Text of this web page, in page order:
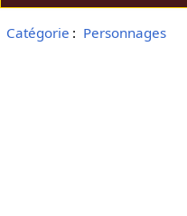
Catégorie : Personnages